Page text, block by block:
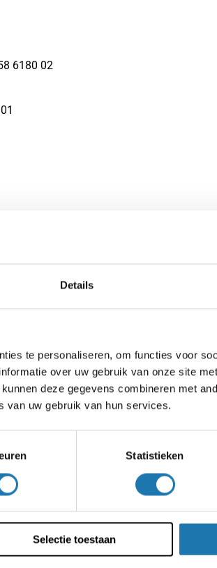
Details
te personaliseren, om functies voor
over uw gebruik van onze site
deze gegevens combineren met
van uw gebruik van hun services.
Statistieken
Selectie toestaan
6180 02
en vakanties
Andere feestdagen:
– Pasen: zondag 5 april 10:00 –
– Koningsdag (maandag 27 april):
– Bevrijdingsdag (dinsdag 5 mei):
– Hemelvaartsdag (donderdag 14